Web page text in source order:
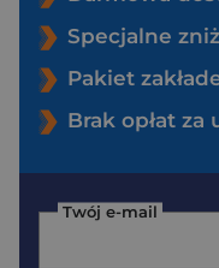
Specjalne
Pakiet
Brak opłat
Twój e-mail